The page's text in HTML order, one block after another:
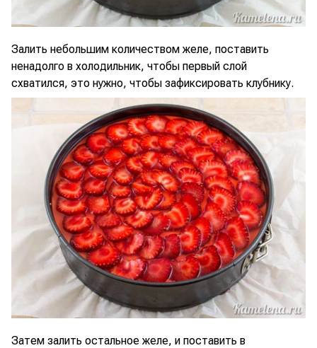
Залить небольшим количеством желе, поставить
ненадолго в холодильник, чтобы первый слой
схватился, это нужно, чтобы зафиксировать клубнику.
Затем залить остальное желе, и поставить в